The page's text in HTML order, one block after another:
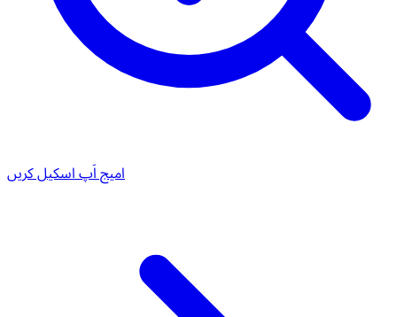
امیج اَپ اسکیل کریں